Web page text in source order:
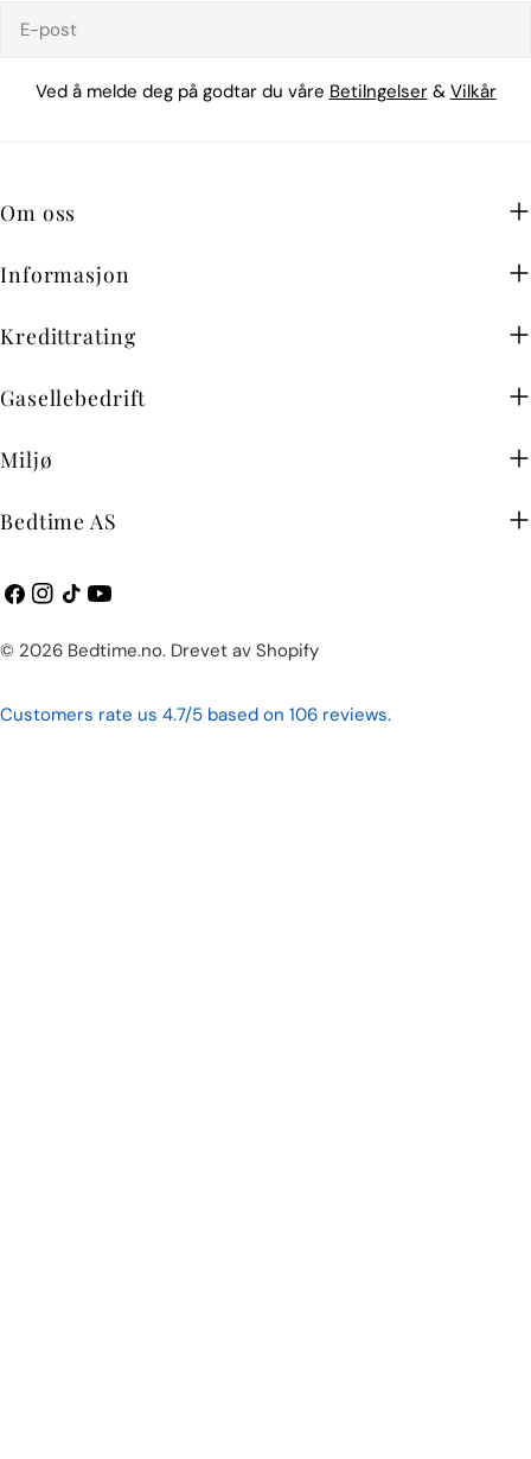
post
Ved å melde deg på godtar du våre Betilngelser& Vilkår
Om oss
Informasjon
Kredittrating
Gasellebedrift
Miljø
Bedtime AS
Facebook
Instagram
TikTokYouTube
© 2026 Bedtime.no Drevet av Shopify
Betalingsmetoder
Customers rate us 4.7/5 based on 106 reviews.